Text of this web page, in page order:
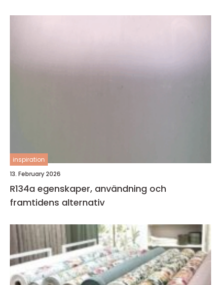
inspiration
13. February 2026
R134a egenskaper, användning och
framtidens alternativ